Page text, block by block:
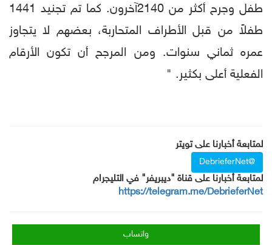
طفل وجرح أكثر من 2140آخرون. كما تم تجنيد 1441
طفلاً من قبل الأطراف المتحاربة، بعضهم لا يتجاوز
عمره ثماني سنوات. ومن المرجح أن تكون الأرقام
الفعلية أعلى بكثير. "
لمتابعة أخبارنا على تويتر
@DebrieferNet
لمتابعة أخبارنا على قناة "ديبريفر" في التليجرام
https://telegram.me/DebrieferNet
واتساب